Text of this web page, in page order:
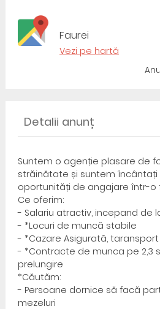
Faurei
Vezi pe hartă
Detalii anunț
Suntem o agenție plasare de
străinătate și suntem încântați
oportunități de angajare într-o
Ce oferim:
- Salariu atractiv, incepand de
- *Locuri de muncă stabile
- *Cazare Asigurată,
- *Contracte de munca pe 2,3
prelungire
*Căutăm:
- Persoane dornice să facă
mezeluri